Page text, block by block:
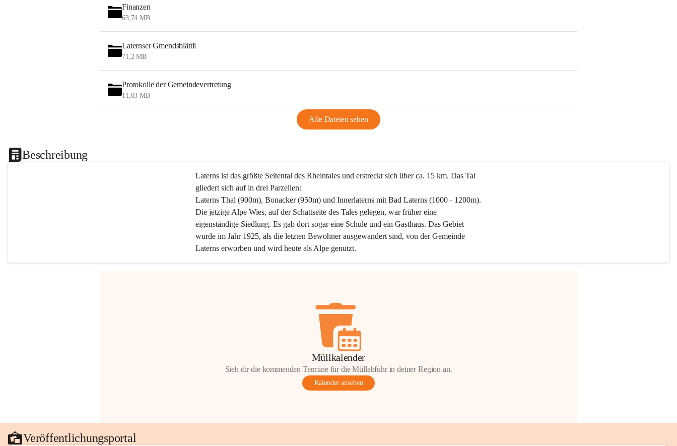
Finanzen
63,74 MB
Laternser Gmendsblättli
71,2 MB
Protokolle der Gemeindevertretung
11,03 MB
Alle Dateien sehen
Beschreibung
Laterns ist das größte Seitental des Rheintales und erstreckt sich über ca. 15 km. Das Tal
gliedert sich auf in drei Parzellen:
Laterns Thal (900m), Bonacker (950m) und Innerlaterns mit Bad Laterns (1000 - 1200m).
Die jetzige Alpe Wies, auf der Schattseite des Tales gelegen, war früher eine
eigenständige Siedlung. Es gab dort sogar eine Schule und ein Gasthaus. Das Gebiet
wurde im Jahr 1925, als die letzten Bewohner ausgewandert sind, von der Gemeinde
Laterns erworben und wird heute als Alpe genutzt.
Müllkalender
Sieh dir die kommenden Termine für die Müllabfuhr in deiner Region an.
Kalender ansehen
Veröffentlichungsportal